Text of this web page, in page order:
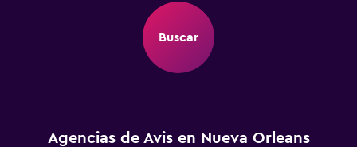
Buscar
Agencias de Avis en Nueva Orleans